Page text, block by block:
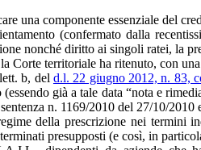
una componente essenziale del
(confermato dalla
nonché diritto ai singoli ratei, la
Corte territoriale ha ritenuto, con
b, del d.l. 22 giugno 2012, n. 83,
già a tale data “nota e
n. 1169/2010 del 27/10/
della prescrizione nei termini
presupposti (e così, in